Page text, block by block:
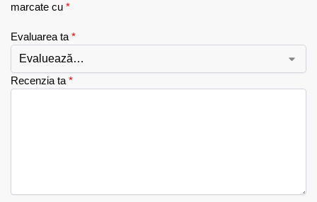
marcate cu *
Evaluarea ta *
Recenzia ta *